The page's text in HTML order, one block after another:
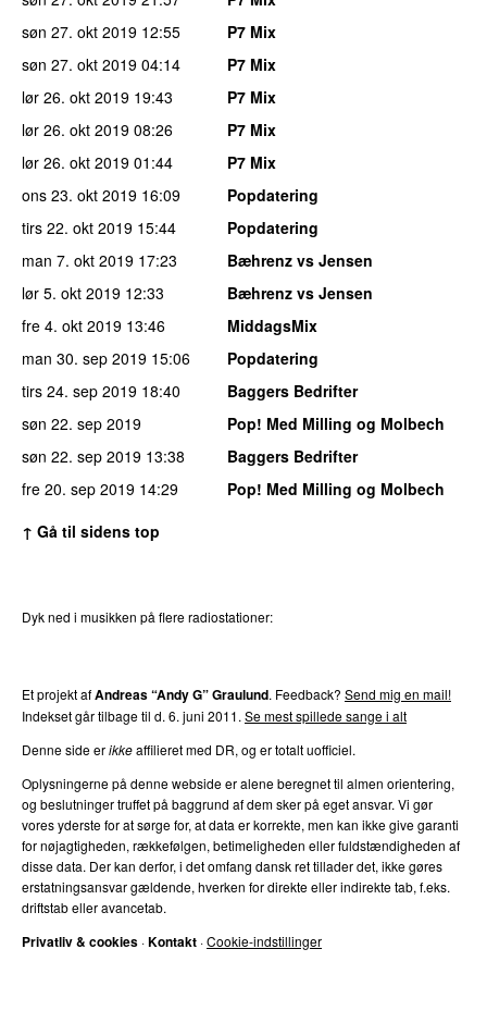
søn 27. okt 2019 12:55
P7 Mix
søn 27. okt 2019 04:14
P7 Mix
lør 26. okt 2019 19:43
P7 Mix
lør 26. okt 2019 08:26
P7 Mix
lør 26. okt 2019 01:44
P7 Mix
ons 23. okt 2019 16:09
Popdatering
tirs 22. okt 2019 15:44
Popdatering
man 7. okt 2019 17:23
Bæhrenz vs Jensen
lør 5. okt 2019 12:33
Bæhrenz vs Jensen
fre 4. okt 2019 13:46
MiddagsMix
man 30. sep 2019 15:06
Popdatering
tirs 24. sep 2019 18:40
Baggers Bedrifter
søn 22. sep 2019
Pop! Med Milling og Molbech
søn 22. sep 2019 13:38
Baggers Bedrifter
fre 20. sep 2019 14:29
Pop! Med Milling og Molbech
↑ Gå til sidens top
Dyk ned i musikken på flere radiostationer:
Et projekt afAndreas “Andy G” Graulund. Feedback? Send mig en mail!
Indekset går tilbage til d. 6. juni 2011. Se mest spillede sange i alt
Denne side erikkeaffilieret med DR, og er totalt uofficiel.
Oplysningerne på denne webside er alene beregnet til almen orientering,
og beslutninger truffet på baggrund af dem sker på eget ansvar. Vi gør
vores yderste for at sørge for, at data er korrekte, men kan ikke give garanti
for nøjagtigheden, rækkefølgen, betimeligheden eller fuldstændigheden af
disse data. Der kan derfor, i det omfang dansk ret tillader det, ikke gøres
erstatningsansvar gældende, hverken for direkte eller indirekte tab, f.eks.
driftstab eller avancetab.
Privatliv & cookies ·Kontakt ·Cookie-indstillinger